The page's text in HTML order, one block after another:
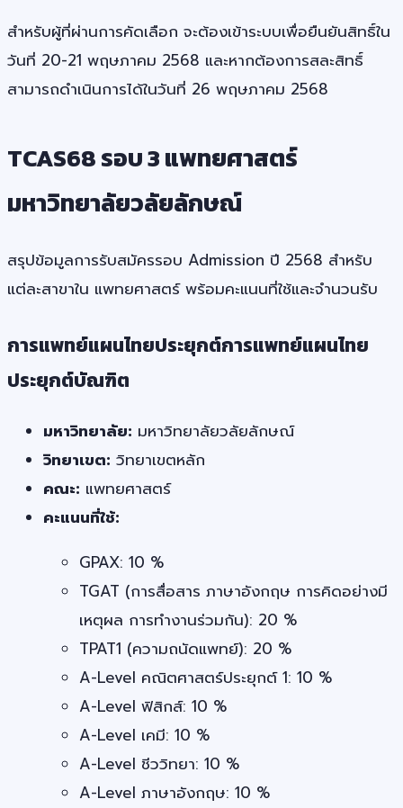
สำหรับผู้ที่ผ่านการคัดเลือก จะต้องเข้าระบบเพื่อยืนยันสิทธิ์ใน
วันที่ 20-21 พฤษภาคม 2568 และหากต้องการสละสิทธิ์
สามารถดำเนินการได้ในวันที่ 26 พฤษภาคม 2568
TCAS68 รอบ 3 แพทยศาสตร์
มหาวิทยาลัยวลัยลักษณ์
สรุปข้อมูลการรับสมัครรอบ Admission ปี 2568 สำหรับ
แต่ละสาขาใน แพทยศาสตร์ พร้อมคะแนนที่ใช้และจำนวนรับ
การแพทย์แผนไทยประยุกต์การแพทย์แผนไทย
ประยุกต์บัณฑิต
มหาวิทยาลัย: มหาวิทยาลัยวลัยลักษณ์
วิทยาเขต: วิทยาเขตหลัก
คณะ: แพทยศาสตร์
คะแนนที่ใช้:
GPAX: 10 %
TGAT (การสื่อสาร ภาษาอังกฤษ การคิดอย่างมี
เหตุผล การทำงานร่วมกัน): 20 %
TPAT1 (ความถนัดแพทย์): 20 %
A-Level คณิตศาสตร์ประยุกต์ 1: 10 %
A-Level ฟิสิกส์: 10 %
A-Level เคมี: 10 %
A-Level ชีววิทยา: 10 %
A-Level ภาษาอังกฤษ: 10 %